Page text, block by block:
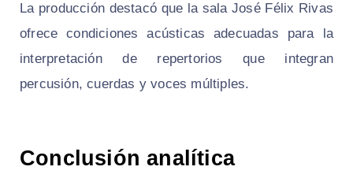
La producción destacó que la sala José Félix Rivas
ofrece condiciones acústicas adecuadas para la
interpretación de repertorios que integran
percusión, cuerdas y voces múltiples.
Conclusión analítica